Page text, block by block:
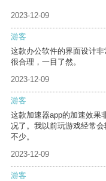
2023-12-09
游客
这款办公软件的界面设计
很合理，一目了然。
2023-12-09
游客
这款加速器app的加速效果
况了。我以前玩游戏经常
不少。
2023-12-09
游客